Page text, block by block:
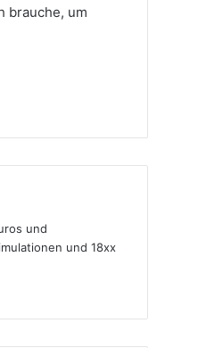
brauche, um
und
und 18xx